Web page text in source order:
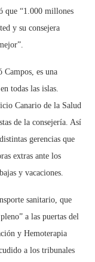
que “1.000 millones
y su consejera
Campos, es una
todas las islas.
Canario de la Salud
de la consejería. Así
gerencias que
extras ante los
y vacaciones.
sanitario, que
a las puertas del
y Hemoterapia
a los tribunales